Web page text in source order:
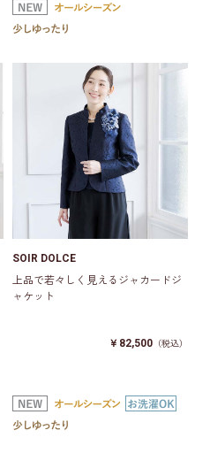
SOIR DOLCE
上品で若々しく見えるジャカードジ
ャケット
￥82,500 （税込）